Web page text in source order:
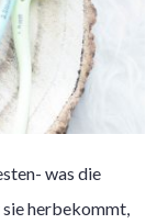
was die
herbekommt,